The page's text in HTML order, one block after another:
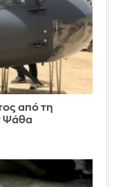
από τη
Ψάθα